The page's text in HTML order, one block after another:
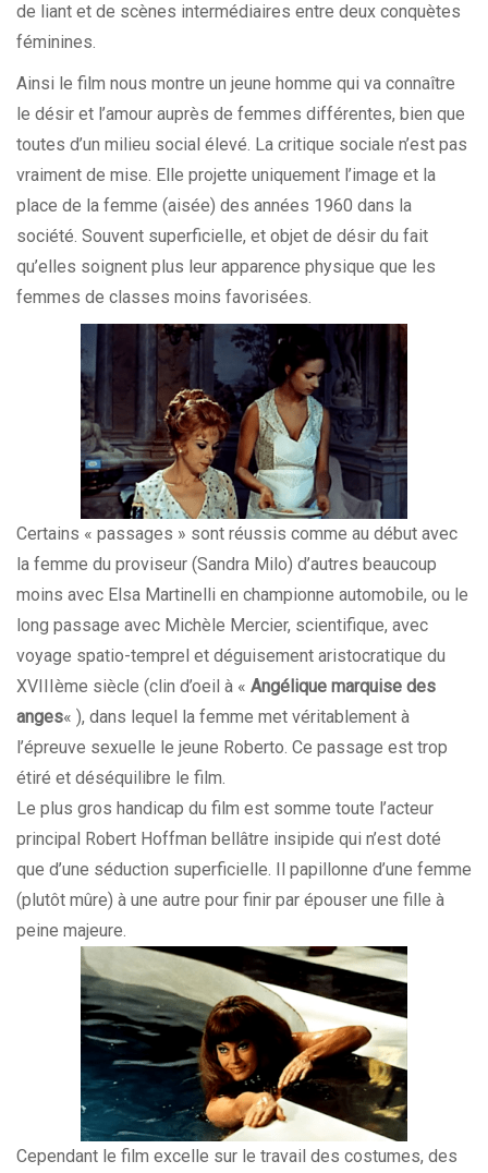
de liant et de scènes intermédiaires entre deux conquètes
féminines.
Ainsi le film nous montre un jeune homme qui va connaître
le désir et l’amour auprès de femmes différentes, bien que
toutes d’un milieu social élevé. La critique sociale n’est pas
vraiment de mise. Elle projette uniquement l’image et la
place de la femme (aisée) des années 1960 dans la
société. Souvent superficielle, et objet de désir du fait
qu’elles soignent plus leur apparence physique que les
femmes de classes moins favorisées.
Certains « passages » sont réussis comme au début avec
la femme du proviseur (Sandra Milo) d’autres beaucoup
moins avec Elsa Martinelli en championne automobile, ou le
long passage avec Michèle Mercier, scientifique, avec
voyage spatio-temprel et déguisement aristocratique du
XVIIIème siècle (clin d’oeil à « Angélique marquise des
anges« ), dans lequel la femme met véritablement à
l’épreuve sexuelle le jeune Roberto. Ce passage est trop
étiré et déséquilibre le film.
Le plus gros handicap du film est somme toute l’acteur
principal Robert Hoffman bellâtre insipide qui n’est doté
que d’une séduction superficielle. Il papillonne d’une femme
(plutôt mûre) à une autre pour finir par épouser une fille à
peine majeure.
Cependant le film excelle sur le travail des costumes, des